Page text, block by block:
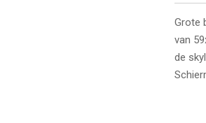
Grote
van
de